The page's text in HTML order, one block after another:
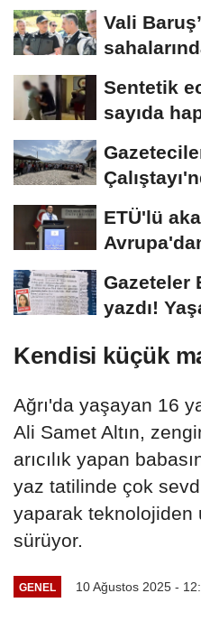
Vali
Sentetik
sayıda
ETÜ'lü
Gazeteler
yazdı!
Kendisi küçük
Ağrı'da yaşayan 16
Ali Samet Altın,
arıcılık yapan
yaz tatilinde çok
yaparak teknolojiden
sürüyor.
GENEL 10 Ağustos 2025 -